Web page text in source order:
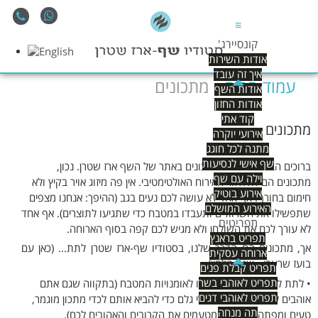
≡
קונסיירג'
אודות השירות
איך זה עובד
אודות השף
אודות החזון
קוד אתי
אירועי יוקרה
מתנה לכל חוגג
שף אישי לנסיעות
וילה עם שף
אירוע בוטיק
האירוע המושלם
תפריטים
תפריט בראנץ
ארוחה עסקית
תפריט קבלת פנים
תפריט לאוהבי בשר
תפריט לאוהבי דגים
תה מנחה
עמוד הבית מתכונים
מתכונים
ברוכים הבאים לאיזור המתכונים באתר של השף ארז שטרן. נכון,
מתכונים הם לא איזור האירוח האולטימטיבי. אין פה מיזוג אויר בקיץ ולא
חימום בחורף. אף אחד לא עושה לכם נעים בגב (ההיפך: אנחנו מצפים
שתפשילו את השרוולים ותעבדו במטבח כדי שתגיעו לתוצרים). אף אחד
לא עורך לכם את השולחן ולא מגיש לכם קפה בסוף הארוחה.
אך, מתכונים הם הדרך שלנו, בסטודיו שף-ארז שטרן לתת... (כאן עם
בועז שרעבי - שגם הלחין)...
• לתת לכם להנות מאהבתנו לאומנויות המטבח (בתקווה שגם אתם
אוהבים לבשל ולגעת בחומרי גלם כדי להביא אותם לכדי מתכון מוגמר,
טעים ומפתה. לשתף במטעמים את הקרובים והאהובים לכם).